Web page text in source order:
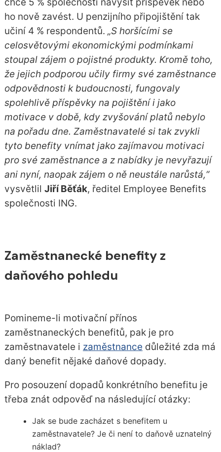
chce 5 % společností navýšit příspěvek nebo
ho nově zavést. U penzijního připojištění tak
učiní 4 % respondentů. „S horšícími se
celosvětovými ekonomickými podmínkami
stoupal zájem o pojistné produkty. Kromě toho,
že jejich podporou učily firmy své zaměstnance
odpovědnosti k budoucnosti, fungovaly
spolehlivě příspěvky na pojištění i jako
motivace v době, kdy zvyšování platů nebylo
na pořadu dne. Zaměstnavatelé si tak zvykli
tyto benefity vnímat jako zajímavou motivaci
pro své zaměstnance a z nabídky je nevyřazují
ani nyní, naopak zájem o ně neustále narůstá,“
vysvětlil Jiří Běťák, ředitel Employee Benefits
společnosti ING.
Zaměstnanecké benefity z
daňového pohledu
Pomineme-li motivační přínos
zaměstnaneckých benefitů, pak je pro
zaměstnavatele i zaměstnance důležité zda má
daný benefit nějaké daňové dopady.
Pro posouzení dopadů konkrétního benefitu je
třeba znát odpověď na následující otázky:
Jak se bude zacházet s benefitem u
zaměstnavatele? Je či není to daňově uznatelný
náklad?